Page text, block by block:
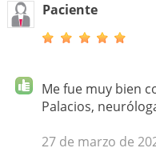
Paciente
Me fue muy bien
Palacios,
27 de marzo de